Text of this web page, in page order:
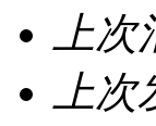
上
上